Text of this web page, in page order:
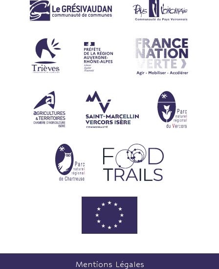
Mentions Légales